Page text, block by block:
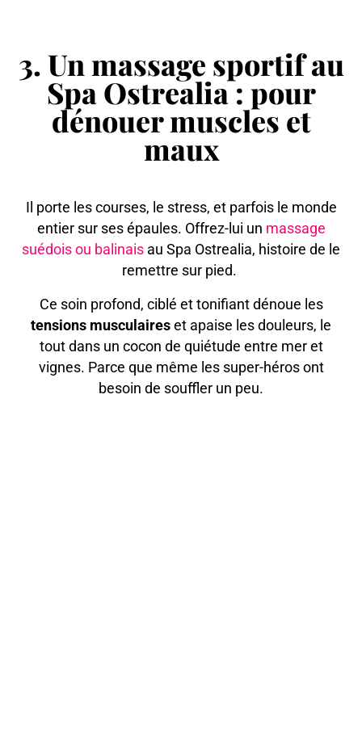
3. Un massage sportif au
Spa Ostrealia : pour
dénouer muscles et
maux
Il porte les courses, le stress, et parfois le monde
entier sur ses épaules. Offrez-lui un massage
suédois ou balinais au Spa Ostrealia, histoire de le
remettre sur pied.
Ce soin profond, ciblé et tonifiant dénoue les
tensions musculaireset apaise les douleurs, le
tout dans un cocon de quiétude entre mer et
vignes. Parce que même les super-héros ont
besoin de souffler un peu.